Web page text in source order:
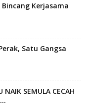
Kerjasama
Satu Gangsa
NAIK SEMULA CECAH